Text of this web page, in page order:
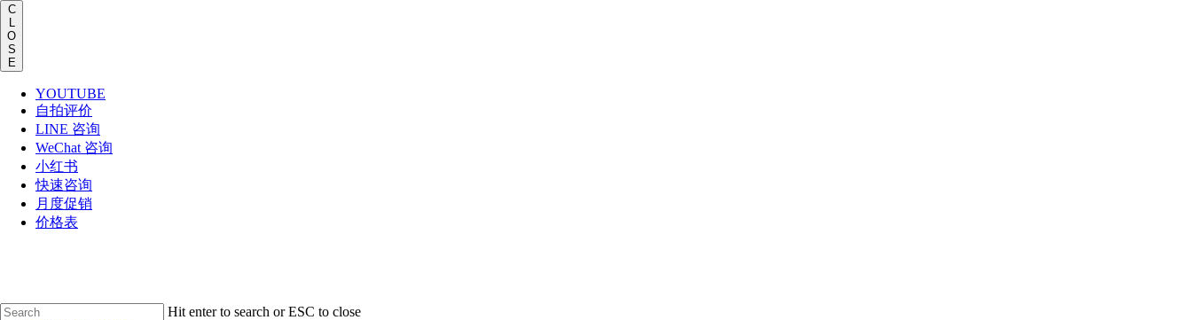
C
L
O
S
E
YOUTUBE
自拍评价
LINE 咨询
WeChat 咨询
小红书
快速咨询
月度促销
价格表
content
Hit enter to search or ESC to close